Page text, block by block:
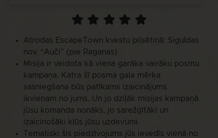
Atrodas EscapeTown kvestu pilsētiņā: Siguldas
nov. “Auči” (pie Raganas)
Misija ir veidota kā viena garāka vairāku posmu
kampaņa. Katra šī posma gala mērķa
sasniegšana būs patīkams izaicinājums
ikvienam no jums. Un jo dziļāk misijas kampaņā
jūsu komanda nonāks, jo sarežģītāki un
izaicinošāki kļūs jūsu uzdevumi.
Tematiski šis piedzīvojums jūs ievedīs vienā no